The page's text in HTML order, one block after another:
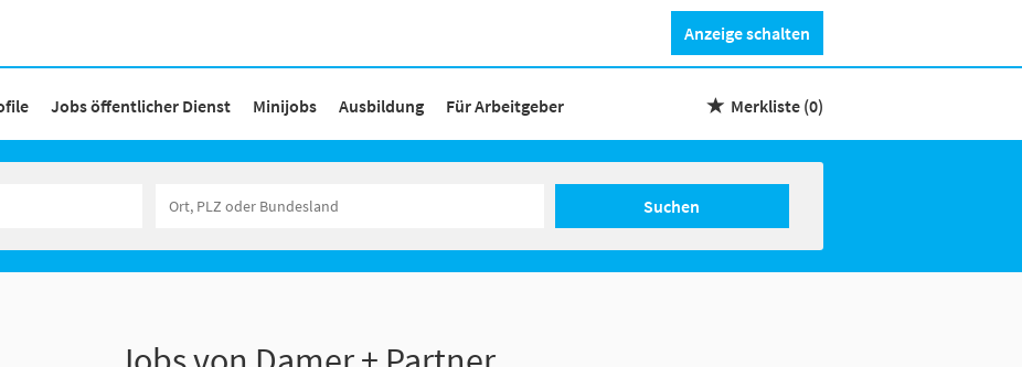
Anzeige schalten
Jobs öffentlicher Dienst Minijobs Ausbildung Für Arbeitgeber Merkliste (0)
Suchen